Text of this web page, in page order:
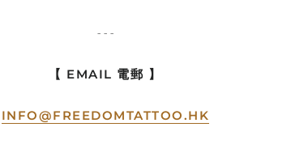
- - -
【 EMAIL 電郵 】
INFO@FREEDOMTATTOO.HK